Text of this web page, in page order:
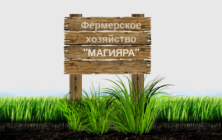
Фермерское
хозяйство
"МАГИЯРА"